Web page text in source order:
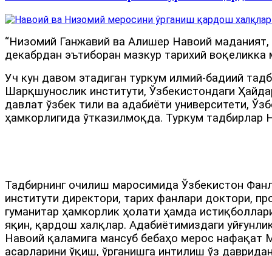
“Низомий Ганжавий ва Алишер Навоий
декабрдан эътиборан мазкур тарихий
Уч кун давом этадиган туркум илмий-бадиий
Шарқшунослик институти, Ўзбекистондаги
давлат ўзбек тили ва адабиёти университети,
ҳамкорлигида ўтказилмоқда. Туркум тадбирлар
Тадбирнинг очилиш маросимида Ўзбекистон
институти директори, тарих фанлари доктори,
гуманитар ҳамкорлик ҳолати ҳамда
яқин, қардош халқлар. Адабиётимиздаги
Навоий қаламига мансуб бебаҳо мерос нафақат
асарларини ўқиш, ўрганишга интилиш ўз